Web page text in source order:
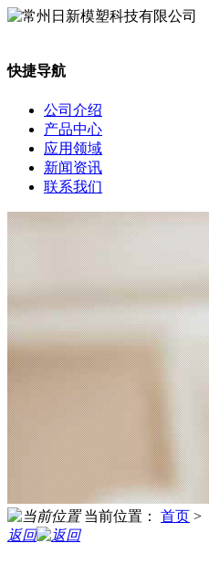
快捷导航
公司介绍
产品中心
应用领域
新闻资讯
联系我们
当前位置： 首页 >
返回